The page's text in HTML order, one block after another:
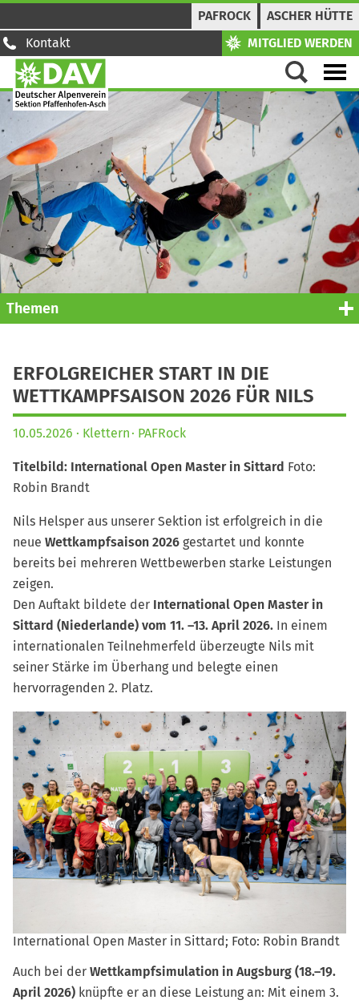
PAFROCK
ASCHER HÜTTE
Kontakt
MITGLIED WERDEN
Themen
ERFOLGREICHER START IN DIE
WETTKAMPFSAISON 2026 FÜR NILS
10.05.2026 Klettern PAFRock
Titelbild: International Open Master in Sittard Foto:
Robin Brandt
Nils Helsper aus unserer Sektion ist erfolgreich in die
neue Wettkampfsaison 2026 gestartet und konnte
bereits bei mehreren Wettbewerben starke Leistungen
zeigen.
Den Auftakt bildete der International Open Master in
Sittard (Niederlande) vom 11. –13. April 2026. In einem
internationalen Teilnehmerfeld überzeugte Nils mit
seiner Stärke im Überhang und belegte einen
hervorragenden 2. Platz.
International Open Master in Sittard; Foto: Robin Brandt
Auch bei der Wettkampfsimulation in Augsburg (18.–19.
April 2026) knüpfte er an diese Leistung an: Mit einem 3.